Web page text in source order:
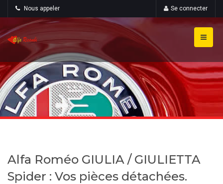
Nous appeler Se connecter
Alfa Roméo GIULIA / GIULIETTA
Spider : Vos pièces détachées.